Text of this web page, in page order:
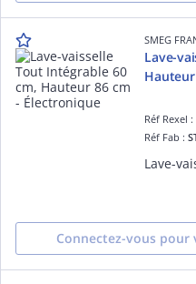
SMEG
Lave-
Réf Rexel
Réf Fab :
Connectez-vous